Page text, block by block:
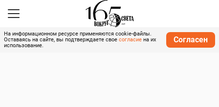
На информационном ресурсе применяются cookie-файлы.
Оставаясь на сайте, вы подтверждаете свое согласие на их
использование.
Согласен